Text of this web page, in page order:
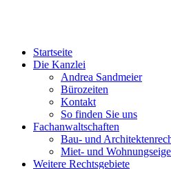
Startseite
Die Kanzlei
Andrea Sandmeier
Bürozeiten
Kontakt
So finden Sie uns
Fachanwaltschaften
Bau- und
Miet- und
Weitere Rechtsgebiete